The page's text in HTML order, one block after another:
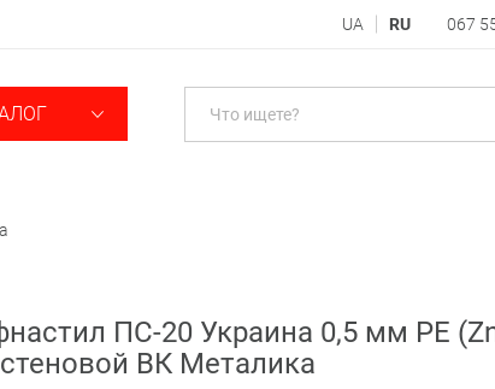
UA RU 067
ПС-20 Украина 0,5 мм РЕ
ВК Металика